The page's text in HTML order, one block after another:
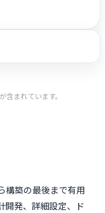
まれています。
築の最後まで有用
開発、詳細設定、ド